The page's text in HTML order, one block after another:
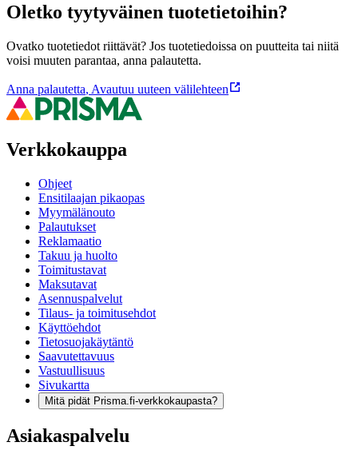
Oletko tyytyväinen tuotetietoihin?
Ovatko tuotetiedot riittävät? Jos tuotetiedoissa on puutteita tai niitä
voisi muuten parantaa, anna palautetta.
Anna palautetta, Avautuu uuteen välilehteen
Verkkokauppa
Ohjeet
Ensitilaajan pikaopas
Myymälänouto
Palautukset
Reklamaatio
Takuu ja huolto
Toimitustavat
Maksutavat
Asennuspalvelut
Tilaus- ja toimitusehdot
Käyttöehdot
Tietosuojakäytäntö
Saavutettavuus
Vastuullisuus
Sivukartta
Mitä pidät Prisma.fi-verkkokaupasta?
Asiakaspalvelu